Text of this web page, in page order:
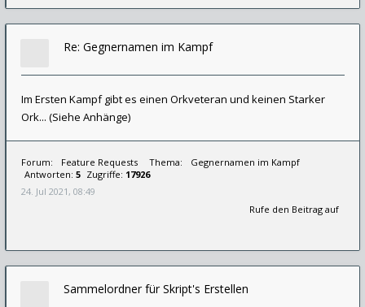
Re: Gegnernamen im Kampf
Im Ersten Kampf gibt es einen Orkveteran und keinen Starker
Ork... (Siehe Anhänge)
Forum: Feature Requests Thema:
Gegnernamen im Kampf
Antworten: 5 Zugriffe: 17926
24. Jul 2021, 08:49
Rufe den Beitrag auf
Sammelordner für Skript's Erstellen